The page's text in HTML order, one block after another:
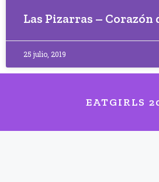
Las Pizarras – Corazón
25 julio, 2019
EATGIRLS